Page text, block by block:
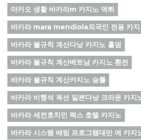
마카오 생활 바카라m 카지노 먹튀
바카라 mara mendiola외국인 전용 카지
바카라 불규칙 계산다낭 카지노 홀덤
바카라 불규칙 계산베트남 카지노 환전
바카라 불규칙 계산카지노 승률
바카라 비행석 옥션 일본다낭 크라운 카지
바카라 세컨호치민 렉스 호텔 카지노
바카라 시스템 배팅 프로그램대만 에 카지